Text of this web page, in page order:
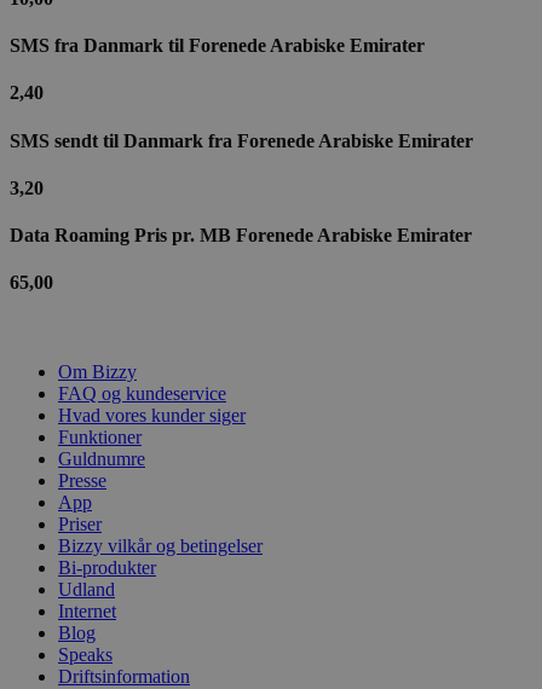
SMS fra Danmark til Forenede Arabiske Emirater
2,40
SMS sendt til Danmark fra Forenede Arabiske Emirater
3,20
Data Roaming Pris pr. MB Forenede Arabiske Emirater
65,00
Om Bizzy
FAQ og kundeservice
Hvad vores kunder siger
Funktioner
Guldnumre
Presse
App
Priser
Bizzy vilkår og betingelser
Bi-produkter
Udland
Internet
Blog
Speaks
Driftsinformation